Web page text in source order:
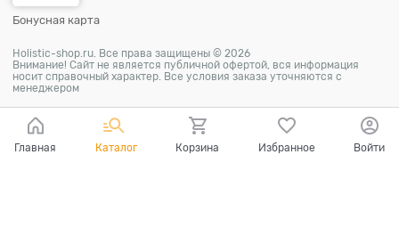
Бонусная карта
Holistic-shop.ru. Все права защищены © 2026
Внимание! Сайт не является публичной офертой, вся информация
носит справочный характер. Все условия заказа уточняются с
менеджером
Главная Каталог Корзина Избранное Войти